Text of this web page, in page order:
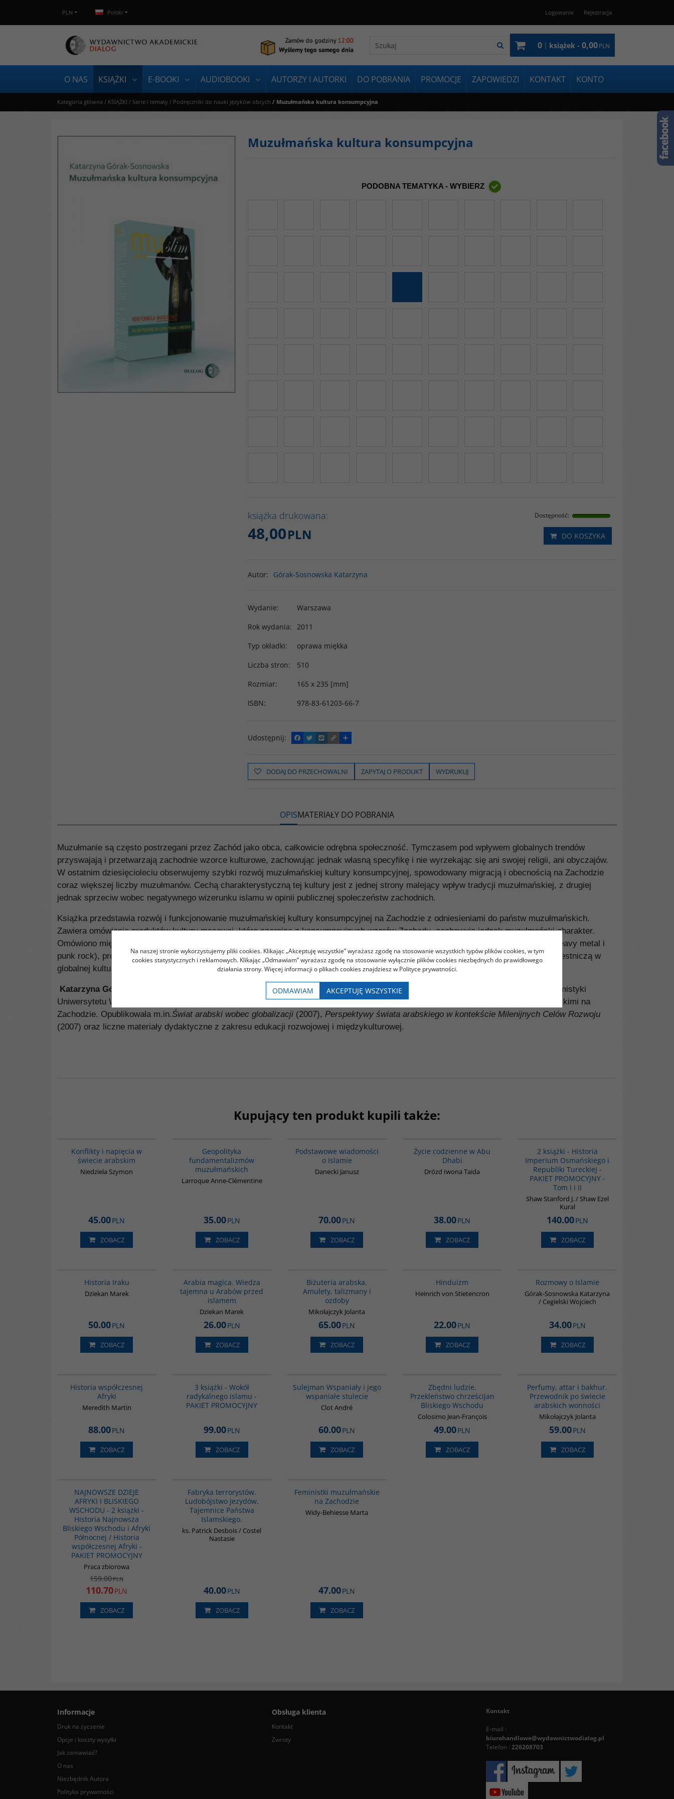
PLN Polski Logowanie Rejestracja
0 | książek - 0,00PLN
O NAS KSIĄŻKI E-BOOKI AUDIOBOOKI AUTORZY I AUTORKI DO POBRANIA PROMOCJE ZAPOWIEDZI KONTAKT KONTO
Kategoria główna / KSIĄŻKI / Serie i tematy / Podręczniki do nauki języków obcych / Muzułmańska kultura konsumpcyjna
Muzułmańska kultura konsumpcyjna
PODOBNA TEMATYKA - WYBIERZ
książka drukowana: Dostępność:
48,00PLN DO KOSZYKA
Autor: Górak-Sosnowska Katarzyna
Wydanie:
Warszawa
Rok wydania: 2011
Typ okładki:
oprawa miękka
Liczba stron:
510
Rozmiar:
165 x 235 [mm]
ISBN: 978-83-61203-66-7
Udostępnij:
F
a
e
b
o
T
w
t
t
e
W
y
o
p
C
o
y
L
i
P
o
z
i
e
ę
DODAJ DO PRZECHOWALNI ZAPYTAJ O PRODUKT WYDRUKUJ
OPISMATERIAŁY DO POBRANIA
Muzułmanie są często postrzegani przez Zachód jako obca, całkowicie odrębna społeczność. Tymczasem pod wpływem globalnych trendów
przyswajają i przetwarzają zachodnie wzorce kulturowe, zachowując jednak własną specyfikę i nie wyrzekając się ani swojej religii, ani obyczajów.
W ostatnim dziesięcioleciu obserwujemy szybki rozwój muzułmańskiej kultury konsumpcyjnej, spowodowany migracją i obecnością na Zachodzie
coraz większej liczby muzułmanów. Cechą charakterystyczną tej kultury jest z jednej strony malejący wpływ tradycji muzułmańskiej, z drugiej
jednak sprzeciw wobec negatywnego wizerunku islamu w opinii publicznej społeczeństw zachodnich.
Książka przedstawia rozwój i funkcjonowanie muzułmańskiej kultury konsumpcyjnej na Zachodzie z odniesieniami do państw muzułmańskich.
Zawiera omówienie produktów kultury masowej, które czerpiąc z konsumpcyjnych wzorów Zachodu zachowują jednak muzułmański charakter.
Omówiono między innymi: modę (w tym hidżaby i T-shirty), lalki typu Barbie, napoje orzeźwiające, żywność
, muzykę (hip-hop, heavy metal i
punk rock), programy i gry komputerowe, beletrystykę, ale też bankowość. Dzięki tym produktom muzułmanie, zwłaszcza młodzi, uczestniczą w
globalnej kulturze na własnych zasadach i otwarcie wyrażają ważne dla nich wartości religijne, społeczne i polityczne.
Katarzyna Górak-Sosnowska
, adiunkt w Katedrze Socjologii Szkoły Głównej Handlowej w Warszawie oraz Katedrze Arabistyki i Islamistyki
Uniwersytetu Warszawskiego. Zajmuje się problemami społeczno-gospodarczymi świata arabskiego oraz społecznościami muzułmańskimi na
Zachodzie. Opublikowała m.in.Świat arabski wobec globalizacji (2007), Perspektywy świata arabskiego w kontekście Milenijnych Celów Rozwoju
(2007) oraz liczne materiały dydaktyczne z zakresu edukacji rozwojowej i międzykulturowej.
Kupujący ten produkt kupili także:
Konflikty i napięcia w
świecie arabskim
Niedziela Szymon
45.00PLN
ZOBACZ
Geopolityka
fundamentalizmów
muzułmańskich
Larroque Anne-Clémentine
35.00PLN
ZOBACZ
Podstawowe wiadomości
o Islamie
Danecki Janusz
70.00PLN
ZOBACZ
Życie codzienne w Abu
Dhabi
Drózd Iwona Taida
38.00PLN
ZOBACZ
2 książki - Historia
Imperium Osmańskiego i
Republiki Tureckiej -
PAKIET PROMOCYJNY -
Tom I i II
Shaw Stanford J. / Shaw Ezel
Kural
140.00PLN
ZOBACZ
Historia Iraku
Dziekan Marek
50.00PLN
ZOBACZ
Arabia magica. Wiedza
tajemna u Arabów przed
islamem
Dziekan Marek
26.00PLN
ZOBACZ
Biżuteria arabska.
Amulety, talizmany i
ozdoby
Mikołajczyk Jolanta
65.00PLN
ZOBACZ
Hinduizm
Heinrich von Stietencron
22.00PLN
ZOBACZ
Rozmowy o Islamie
Górak-Sosnowska Katarzyna
/ Cegielski Wojciech
34.00PLN
ZOBACZ
Historia współczesnej
Afryki
Meredith Martin
88.00PLN
ZOBACZ
3 książki - Wokół
radykalnego islamu -
PAKIET PROMOCYJNY
99.00PLN
ZOBACZ
Sulejman Wspaniały i jego
wspaniałe stulecie
Clot André
60.00PLN
ZOBACZ
Zbędni ludzie.
Przekleństwo chrześcijan
Bliskiego Wschodu
Colosimo Jean-François
49.00PLN
ZOBACZ
Perfumy, attar i bakhur.
Przewodnik po świecie
arabskich wonności
Mikołajczyk Jolanta
59.00PLN
ZOBACZ
NAJNOWSZE DZIEJE
AFRYKI I BLISKIEGO
WSCHODU - 2 książki -
Historia Najnowsza
Bliskiego Wschodu i Afryki
Północnej / Historia
współczesnej Afryki -
PAKIET PROMOCYJNY
Praca zbiorowa
159.00PLN
110.70PLN
ZOBACZ
Fabryka terrorystów.
Ludobójstwo Jezydów.
Tajemnice Państwa
Islamskiego.
ks. Patrick Desbois / Costel
Nastasie
40.00PLN
ZOBACZ
Feministki muzułmańskie
na Zachodzie
Widy-Behiesse Marta
47.00PLN
ZOBACZ
Informacje
Druk na życzenie
Opcje i koszty wysyłki
Jak zamawiać?
O nas
Niezbędnik Autora
Polityka prywatności
Obsługa klienta
Kontakt
Zwroty
Kontakt
E-mail :
biurohandlowe@wydawnictwodialog.pl
Telefon : 226208703
Na naszej stronie wykorzystujemy pliki cookies. Klikając „Akceptuję wszystkie” wyrażasz zgodę na stosowanie wszystkich typów plików cookies, w tym
cookies statystycznych i reklamowych. Klikając „Odmawiam” wyrażasz zgodę na stosowanie wyłącznie plików cookies niezbędnych do prawidłowego
działania strony. Więcej informacji o plikach cookies znajdziesz w Polityce prywatności.
ODMAWIAM AKCEPTUJĘ WSZYSTKIE